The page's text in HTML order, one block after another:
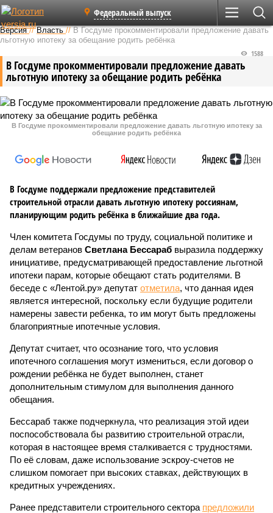
Федеральный выпуск
Версия //Власть //В Госдуме прокомментировали предложение давать
льготную ипотеку за обещание родить ребёнка
В Госдуме прокомментировали предложение давать
льготную ипотеку за обещание родить ребёнка
1588
В Госдуме прокомментировали предложение давать льготную ипотеку за
обещание родить ребёнка
В Госдуме поддержали предложение представителей
строительной отрасли давать льготную ипотеку россиянам,
планирующим родить ребёнка в ближайшие два года.
Член комитета Госдумы по труду, социальной политике и
делам ветеранов Светлана Бессараб выразила поддержку
инициативе, предусматривающей предоставление льготной
ипотеки парам, которые обещают стать родителями. В
беседе с «Лентой.ру» депутат отметила, что данная идея
является интересной, поскольку если будущие родители
намерены завести ребенка, то им могут быть предложены
благоприятные ипотечные условия.
Депутат считает, что осознание того, что условия
ипотечного соглашения могут измениться, если договор о
рождении ребёнка не будет выполнен, станет
дополнительным стимулом для выполнения данного
обещания.
Бессараб также подчеркнула, что реализация этой идеи
поспособствовала бы развитию строительной отрасли,
которая в настоящее время сталкивается с трудностями.
По её словам, даже использование эскроу-счетов не
слишком помогает при высоких ставках, действующих в
кредитных учреждениях.
Ранее представители строительного сектора предложили